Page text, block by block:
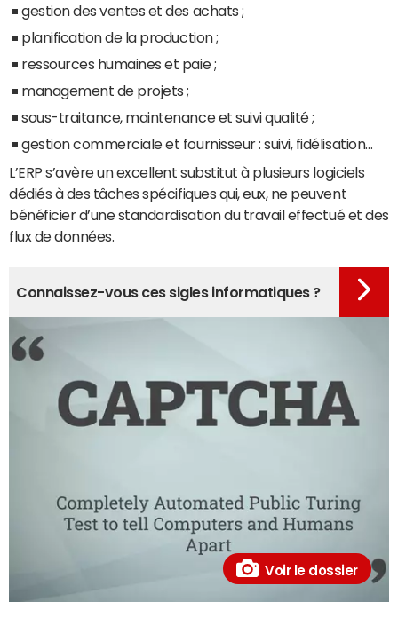
gestion des ventes et des achats ;
planification de la production ;
ressources humaines et paie ;
management de projets ;
sous-traitance, maintenance et suivi qualité ;
gestion commerciale et fournisseur : suivi, fidélisation…
L’ERP s’avère un excellent substitut à plusieurs logiciels
dédiés à des tâches spécifiques qui, eux, ne peuvent
bénéficier d’une standardisation du travail effectué et des
flux de données.
Voir le dossier
Connaissez-vous ces sigles informatiques ?